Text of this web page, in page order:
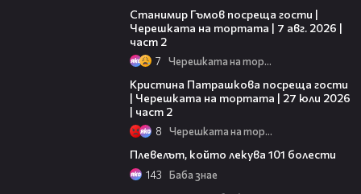
Станимир Гъмов посреща гости |
Черешката на тортата | 7 авг. 2026 |
част 2
7 Черешката на тортата
Кристина Патрашкова посреща гости
| Черешката на тортата | 27 юли 2026
| част 2
8 Черешката на тортата
Плевелът, който лекува 101 болести
143 Баба знае